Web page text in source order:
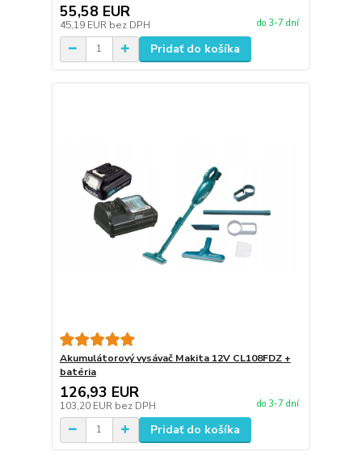
55,58 EUR
45,19 EUR bez DPH do 3-7 dní
Pridať do košíka
Akumulátorový vysávač Makita 12V CL108FDZ +
batéria
126,93 EUR
103,20 EUR bez DPH do 3-7 dní
Pridať do košíka